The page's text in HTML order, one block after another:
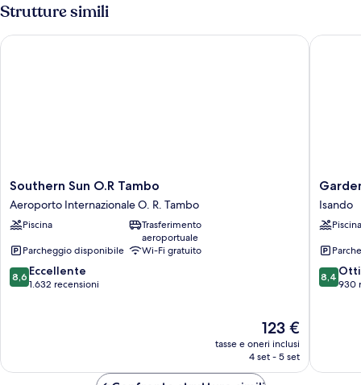
Strutture simili
Southern
Sun
O.R
Tambo
Internazionale
O.
R.
Southern Sun O.R Tambo
Aeroporto Internazionale O. R. Tambo
Piscina
Trasferimento
aeroportuale
Parcheggio disponibile
Wi-Fi gratuito
8.6
su
8,6 Eccellente
1.632 recensioni
Il
prezzo
attuale
123 €
tasse e oneri inclusi
4 set - 5 set
Southern Sun O.R Tambo
Garden
Court
O.R.
Tambo
Airport
Isando
Isando
Piscina
8.4
su
8,4
930
Garden